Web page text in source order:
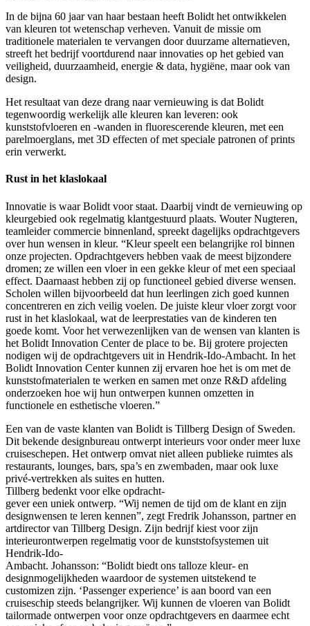
In de bijna 60 jaar van haar bestaan heeft Bolidt het ontwikkelen
van kleuren tot wetenschap verheven. Vanuit de missie om
traditionele materialen te vervangen door duurzame alternatieven,
streeft het bedrijf voortdurend naar innovaties op het gebied van
veiligheid, duurzaamheid, energie & data, hygiëne, maar ook van
design.
Het resultaat van deze drang naar vernieuwing is dat Bolidt
tegenwoordig werkelijk alle kleuren kan leveren: ook
kunststofvloeren en -wanden in fluorescerende kleuren, met een
parelmoerglans, met 3D effecten of met speciale patronen of prints
erin verwerkt.
Rust in het klaslokaal
Innovatie is waar Bolidt voor staat. Daarbij vindt de vernieuwing op
kleurgebied ook regelmatig klantgestuurd plaats. Wouter Nugteren,
teamleider commercie binnenland, spreekt dagelijks opdrachtgevers
over hun wensen in kleur. “Kleur speelt een belangrijke rol binnen
onze projecten. Opdrachtgevers hebben vaak de meest bijzondere
dromen; ze willen een vloer in een gekke kleur of met een speciaal
effect. Daarnaast hebben zij op functioneel gebied diverse wensen.
Scholen willen bijvoorbeeld dat hun leerlingen zich goed kunnen
concentreren en zich veilig voelen. De juiste kleur vloer zorgt voor
rust in het klaslokaal, wat de leerprestaties van de kinderen ten
goede komt. Voor het verwezenlijken van de wensen van klanten is
het Bolidt Innovation Center de place to be. Bij grotere projecten
nodigen wij de opdrachtgevers uit in Hendrik-Ido-Ambacht. In het
Bolidt Innovation Center kunnen zij ervaren hoe het is om met de
kunststofmaterialen te werken en samen met onze R&D afdeling
onderzoeken hoe wij hun ontwerpen kunnen omzetten in
functionele en esthetische vloeren.”
Een van de vaste klanten van Bolidt is Tillberg Design of Sweden.
Dit bekende designbureau ontwerpt interieurs voor onder meer luxe
cruiseschepen. Het ontwerp omvat niet alleen publieke ruimtes als
restaurants, lounges, bars, spa’s en zwembaden, maar ook luxe
privé-vertrekken als suites en hutten.
Tillberg bedenkt voor elke opdracht-
gever een uniek ontwerp. “Wij nemen de tijd om de klant en zijn
designwensen te leren kennen”, zegt Fredrik Johansson, partner en
artdirector van Tillberg Design. Zijn bedrijf kiest voor zijn
interieurontwerpen regelmatig voor de kunststofsystemen uit
Hendrik-Ido-
Ambacht. Johansson: “Bolidt biedt ons talloze kleur- en
designmogelijkheden waardoor de systemen uitstekend te
customizen zijn. ‘Passenger experience’ is aan boord van een
cruiseschip steeds belangrijker. Wij kunnen de vloeren van Bolidt
tailormade ontwerpen voor onze opdrachtgevers en daarmee echt